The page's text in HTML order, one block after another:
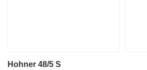
Hohner 48/5 S